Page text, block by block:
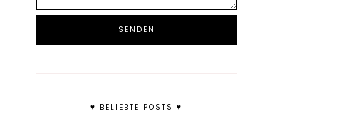
♥ BELIEBTE POSTS ♥